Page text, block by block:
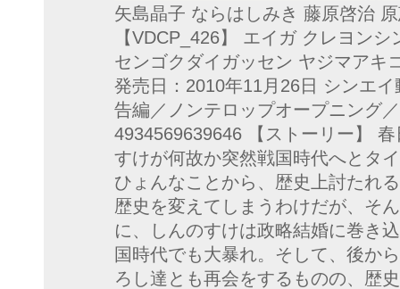
矢島晶子 ならはしみき 藤原啓治
【VDCP_426】 エイガ クレヨン
センゴクダイガッセン ヤジマアキ
発売日：2010年11月26日 シンエ
告編／ノンテロップオープニング
4934569639646 【ストーリー】
すけが何故か突然戦国時代へとタ
ひょんなことから、歴史上討たれ
歴史を変えてしまうわけだが、そ
に、しんのすけは政略結婚に巻き
国時代でも大暴れ。そして、後か
ろし達とも再会をするものの、歴